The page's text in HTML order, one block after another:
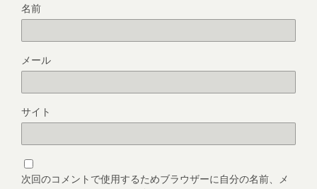
名前
メール
サイト
次回のコメントで使用するためブラウザーに自分の名前、メ